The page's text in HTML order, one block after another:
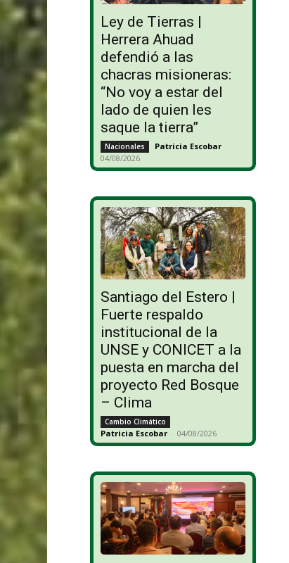
Ley de Tierras |
Herrera Ahuad
defendió a las
chacras misioneras:
“No voy a estar del
lado de quien les
saque la tierra”
Nacionales Patricia Escobar -
04/08/2026
Santiago del Estero |
Fuerte respaldo
institucional de la
UNSE y CONICET a la
puesta en marcha del
proyecto Red Bosque
– Clima
Cambio Climático
Patricia Escobar - 04/08/2026